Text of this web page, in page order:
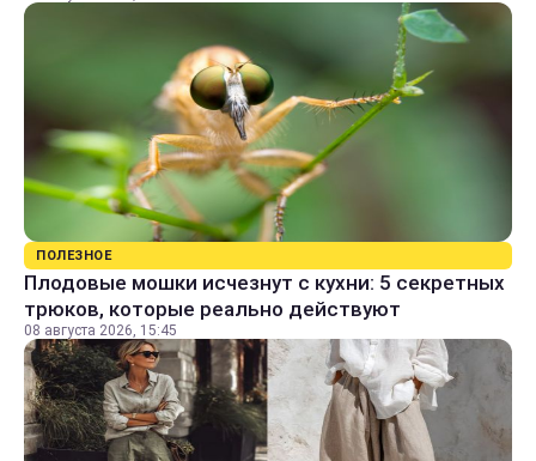
ПОЛЕЗНОЕ
Плодовые мошки исчезнут с кухни: 5 секретных
трюков, которые реально действуют
08 августа 2026, 15:45